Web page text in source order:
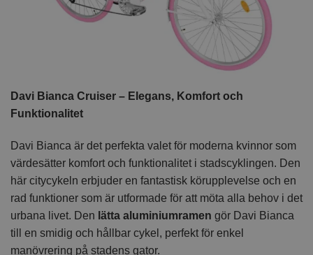
Davi Bianca Cruiser – Elegans, Komfort och
Funktionalitet
Davi Bianca är det perfekta valet för moderna kvinnor som
värdesätter komfort och funktionalitet i stadscyklingen. Den
här citycykeln erbjuder en fantastisk körupplevelse och en
rad funktioner som är utformade för att möta alla behov i det
urbana livet. Den lätta aluminiumramen gör Davi Bianca
till en smidig och hållbar cykel, perfekt för enkel
manövrering på stadens gator.